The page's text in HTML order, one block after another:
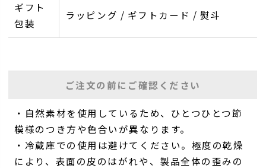
ギフト
包装
ラッピング / ギフトカード / 熨斗
ご注文の前にご確認ください
・自然素材を使用しているため、ひとつひとつ節
模様のつき方や色合いが異なります。
・冷蔵庫での使用は避けてください。極度の乾燥
により、表面の皮のはがれや、製品全体の歪みの